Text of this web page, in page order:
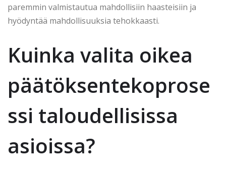
paremmin valmistautua mahdollisiin haasteisiin ja
hyödyntää mahdollisuuksia tehokkaasti.
Kuinka valita oikea
päätöksentekoprose
ssi taloudellisissa
asioissa?